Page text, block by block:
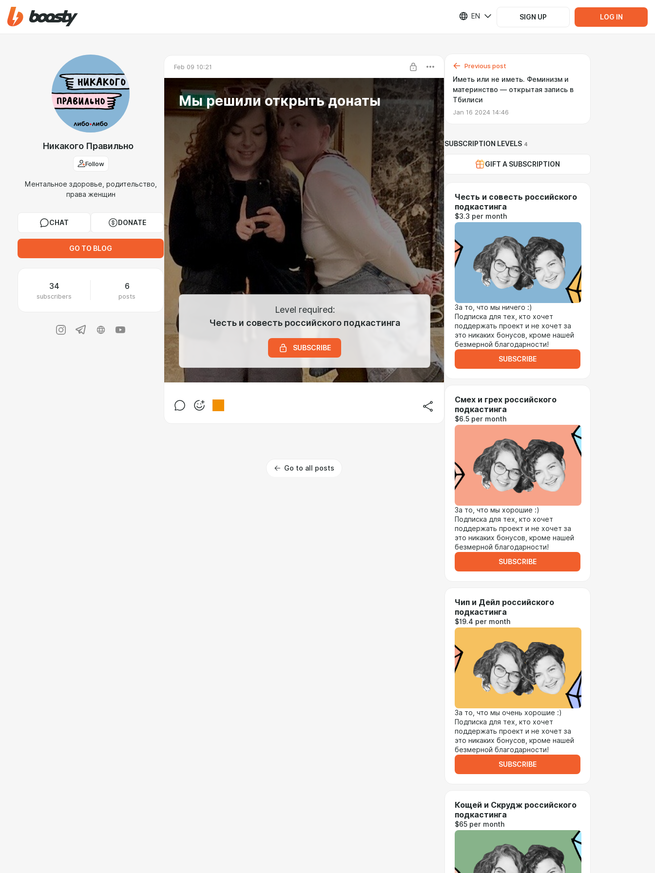
EN SIGN UP LOG IN
Никакого Правильно
Follow
Ментальное здоровье, родительство,
права женщин
CHAT DONATE
GO TO BLOG
34
subscribers
6
posts
Feb 09 10:21
Мы решили открыть донаты
Level required:
​Честь и совесть российского подкастинга
SUBSCRIBE
Go to all posts
Previous post
Иметь или не иметь. Феминизм и
материнство — открытая запись в
Тбилиси
Jan 16 2024 14:46
SUBSCRIPTION LEVELS 4
GIFT A SUBSCRIPTION
​Честь и совесть российского
подкастинга
$3.3 per month
За то, что мы ничего :)
Подписка для тех, кто хочет
поддержать проект и не хочет за
это никаких бонусов, кроме нашей
безмерной благодарности!
SUBSCRIBE
Смех и грех российского
подкастинга
$6.5 per month
За то, что мы хорошие :)
Подписка для тех, кто хочет
поддержать проект и не хочет за
это никаких бонусов, кроме нашей
безмерной благодарности!
SUBSCRIBE
Чип и Дейл российского
подкастинга
$19.4 per month
За то, что мы очень хорошие :)
Подписка для тех, кто хочет
поддержать проект и не хочет за
это никаких бонусов, кроме нашей
безмерной благодарности!
SUBSCRIBE
Кощей и Скрудж российского
подкастинга
$65 per month